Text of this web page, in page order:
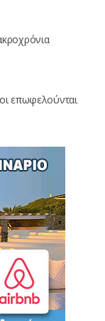
επωφελούνται